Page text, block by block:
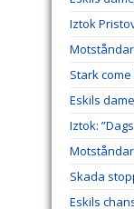
Iztok
Stark
Eskils
Iztok:
Skada
Eskils